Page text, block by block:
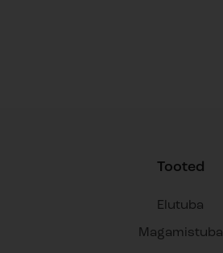
Tooted
Elutuba
Magamistuba